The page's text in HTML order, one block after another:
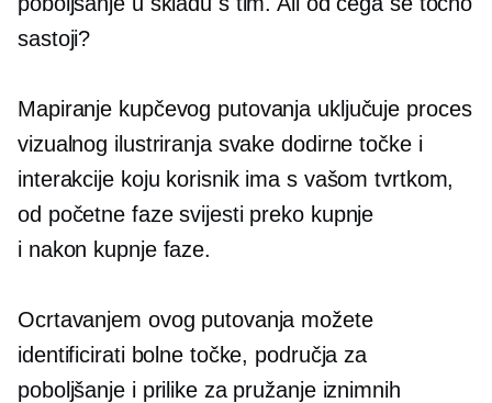
sastoji?
Mapiranje kupčevog putovanja uključuje proces
vizualnog ilustriranja svake dodirne točke i
interakcije koju korisnik ima s vašom tvrtkom,
od početne faze svijesti preko kupnje
i nakon kupnjefaze.
Ocrtavanjem ovog putovanja možete
identificirati bolne točke, područja za
poboljšanje i prilike za pružanje iznimnih